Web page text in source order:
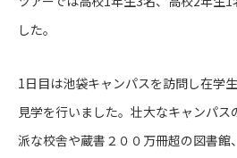
した。
1日目は池袋キャンパスを訪問し在学
見学を行いました。壮大なキャンパ
派な校舎や蔵書２００万冊超の図書館